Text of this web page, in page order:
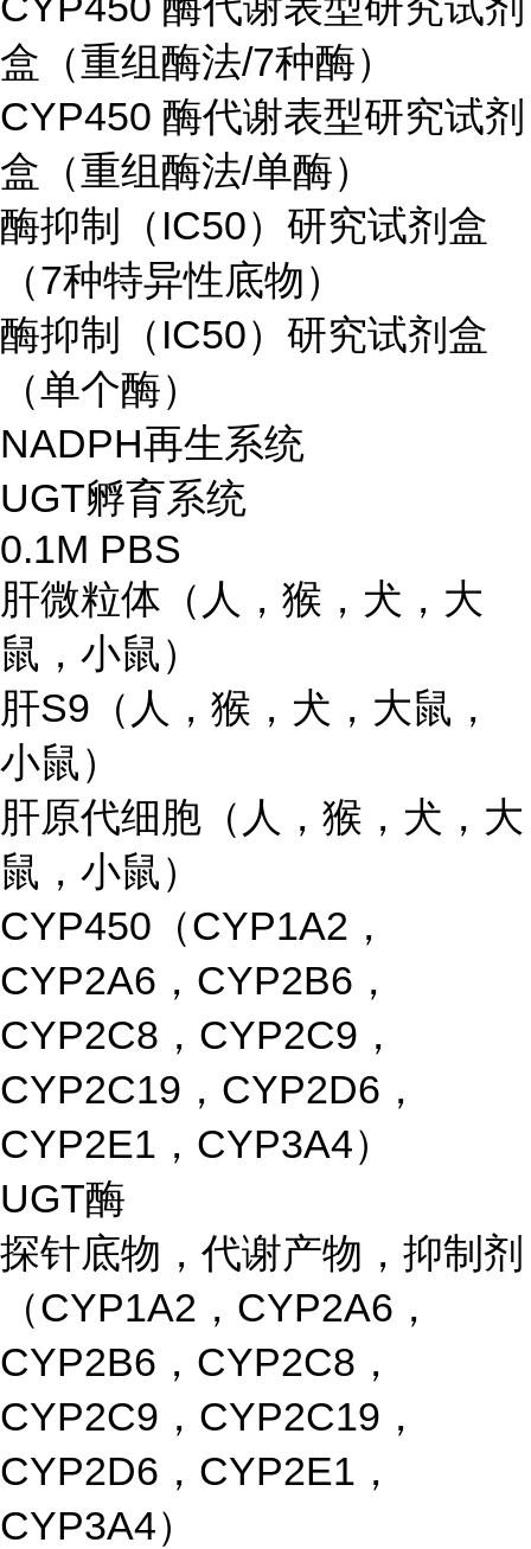
盒（重组酶法/7种酶）
CYP450 酶代谢表型研究试剂
盒（重组酶法/单酶）
酶抑制（IC50）研究试剂盒
（7种特异性底物）
酶抑制（IC50）研究试剂盒
（单个酶）
NADPH再生系统
UGT孵育系统
0.1M PBS
肝微粒体（人，猴，犬，大
鼠，小鼠）
肝S9（人，猴，犬，大鼠，
小鼠）
肝原代细胞（人，猴，犬，大
鼠，小鼠）
CYP450（CYP1A2，
CYP2A6，CYP2B6，
CYP2C8，CYP2C9，
CYP2C19，CYP2D6，
CYP2E1，CYP3A4）
UGT酶
探针底物，代谢产物，抑制剂
（CYP1A2，CYP2A6，
CYP2B6，CYP2C8，
CYP2C9，CYP2C19，
CYP2D6，CYP2E1，
CYP3A4）